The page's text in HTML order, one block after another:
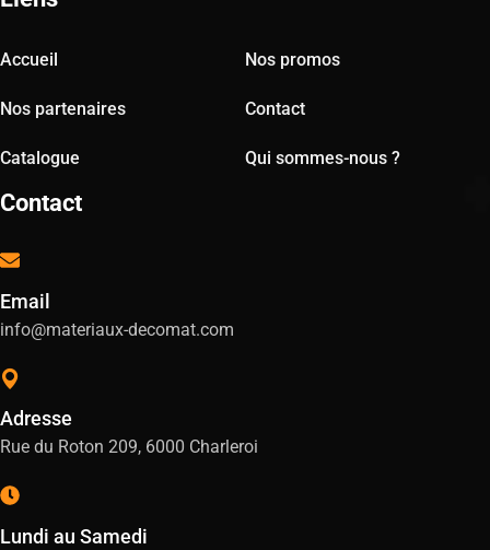
Accueil Nos promos
Nos partenaires Contact
Catalogue Qui sommes-nous ?
Contact
Email
info@materiaux-decomat.com
Adresse
Rue du Roton 209, 6000 Charleroi
Lundi au Samedi